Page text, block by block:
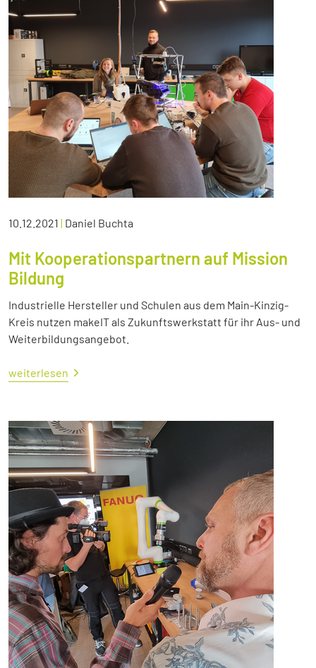
10.12.2021 | Daniel Buchta
Mit Kooperationspartnern auf Mission
Bildung
Industrielle Hersteller und Schulen aus dem Main-Kinzig-
Kreis nutzen makeIT als Zukunftswerkstatt für ihr Aus- und
Weiterbildungsangebot.
weiterlesen